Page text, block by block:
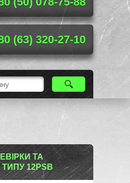
(63) 320-27-10
ТА
12PSB